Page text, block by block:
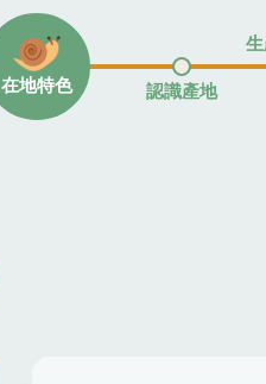
在地特色 認識產地